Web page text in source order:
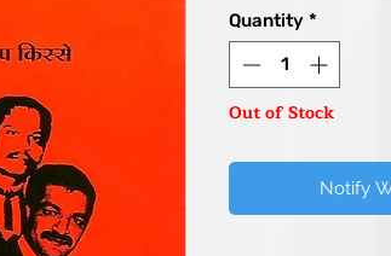
Quantity *
Out of Stock
Notify